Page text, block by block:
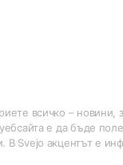
всичко – новини,
е да бъде
В Svejo акцентът е